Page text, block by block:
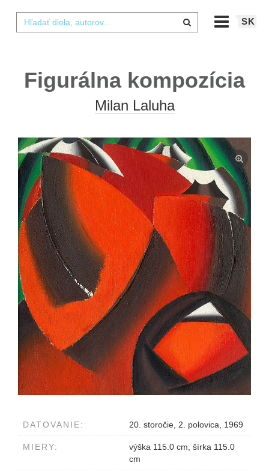
SK
Figurálna kompozícia
Milan Laluha
DATOVANIE: 20. storočie, 2. polovica, 1969
MIERY:
výška 115.0 cm, šírka 115.0
cm